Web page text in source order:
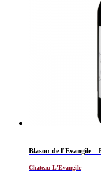
Blason de l’Evangile –
Chateau L'Evangile